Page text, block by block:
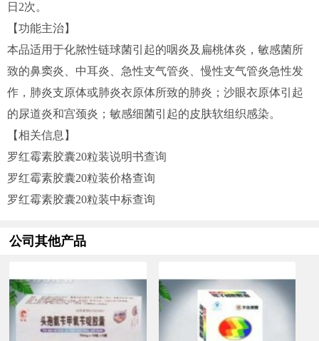
日2次。
【功能主治】
本品适用于化脓性链球菌引起的咽炎及扁桃体炎，敏感菌所
致的鼻窦炎、中耳炎、急性支气管炎、慢性支气管炎急性发
作，肺炎支原体或肺炎衣原体所致的肺炎；沙眼衣原体引起
的尿道炎和宫颈炎；敏感细菌引起的皮肤软组织感染。
【相关信息】
罗红霉素胶囊20粒装说明书查询
罗红霉素胶囊20粒装价格查询
罗红霉素胶囊20粒装中标查询
公司其他产品